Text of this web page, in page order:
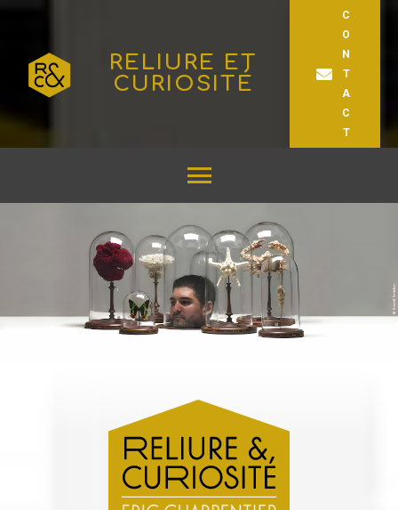
RELIURE ET
CURIOSITÉ
C
O
N
T
A
C
T